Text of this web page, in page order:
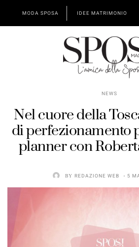
MODA SPOSA IDEE MATRIMONIO
NEWS
Nel cuore della
di perfezionamento
planner con
BY REDAZIONE WEB 5